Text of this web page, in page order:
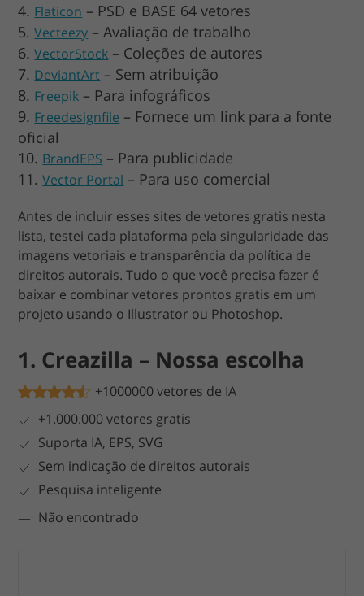
Flaticon – PSD e BASE 64 vetores
Vecteezy – Avaliação de trabalho
VectorStock – Coleções de autores
DeviantArt – Sem atribuição
Freepik – Para infográficos
Freedesignfile – Fornece um link para a fonte
oficial
BrandEPS – Para publicidade
Vector Portal – Para uso comercial
Antes de incluir esses sites de vetores gratis nesta
lista, testei cada plataforma pela singularidade das
imagens vetoriais e transparência da política de
direitos autorais. Tudo o que você precisa fazer é
baixar e combinar vetores prontos gratis em um
projeto usando o Illustrator ou Photoshop.
1. Creazilla – Nossa escolha
+1000000 vetores de IA
+1.000.000 vetores gratis
Suporta IA, EPS, SVG
Sem indicação de direitos autorais
Pesquisa inteligente
Não encontrado